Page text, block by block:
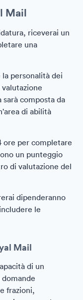
Mail
riceverai un
una
personalità dei
composta da
di abilità
ore per completare
un punteggio
di valutazione del
dipenderanno
le
Mail
di un
frazioni,